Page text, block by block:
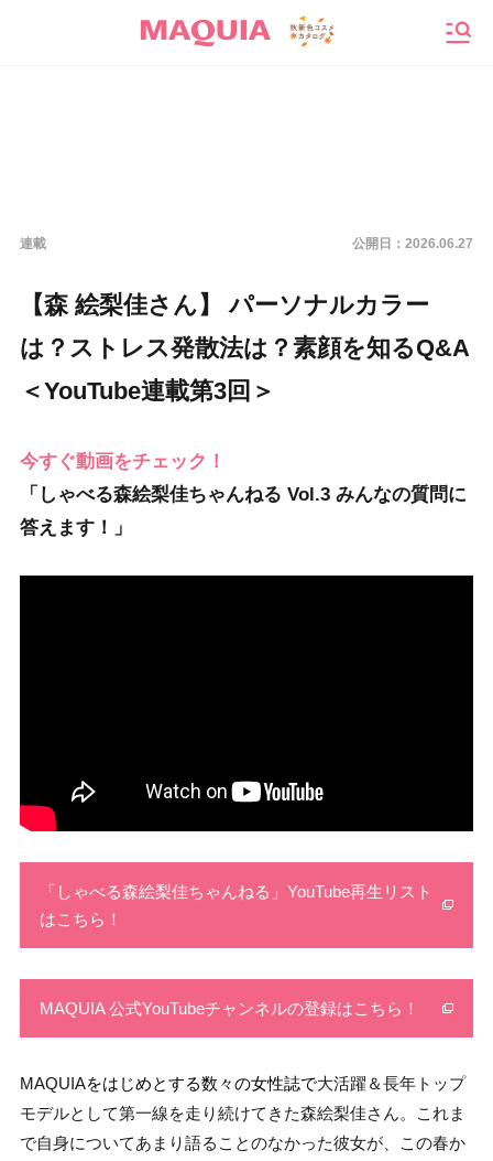
連載 公開日： 2026.06.27
【森 絵梨佳さん】 パーソナルカラー
は？ストレス発散法は？素顔を知るQ&A
＜YouTube連載第3回＞
今すぐ動画をチェック！
「しゃべる森絵梨佳ちゃんねる Vol.3 みんなの質問に
答えます！」
「しゃべる森絵梨佳ちゃんねる」YouTube再生リスト
はこちら！
MAQUIA 公式YouTubeチャンネルの登録はこちら！
MAQUIAをはじめとする数々の女性誌で大活躍＆長年トップ
モデルとして第一線を走り続けてきた森絵梨佳さん。これま
で自身についてあまり語ることのなかった彼女が、この春か